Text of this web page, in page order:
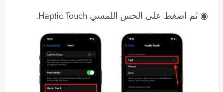
◉ ثم اضغط على الحس اللمسي Haptic Touch.